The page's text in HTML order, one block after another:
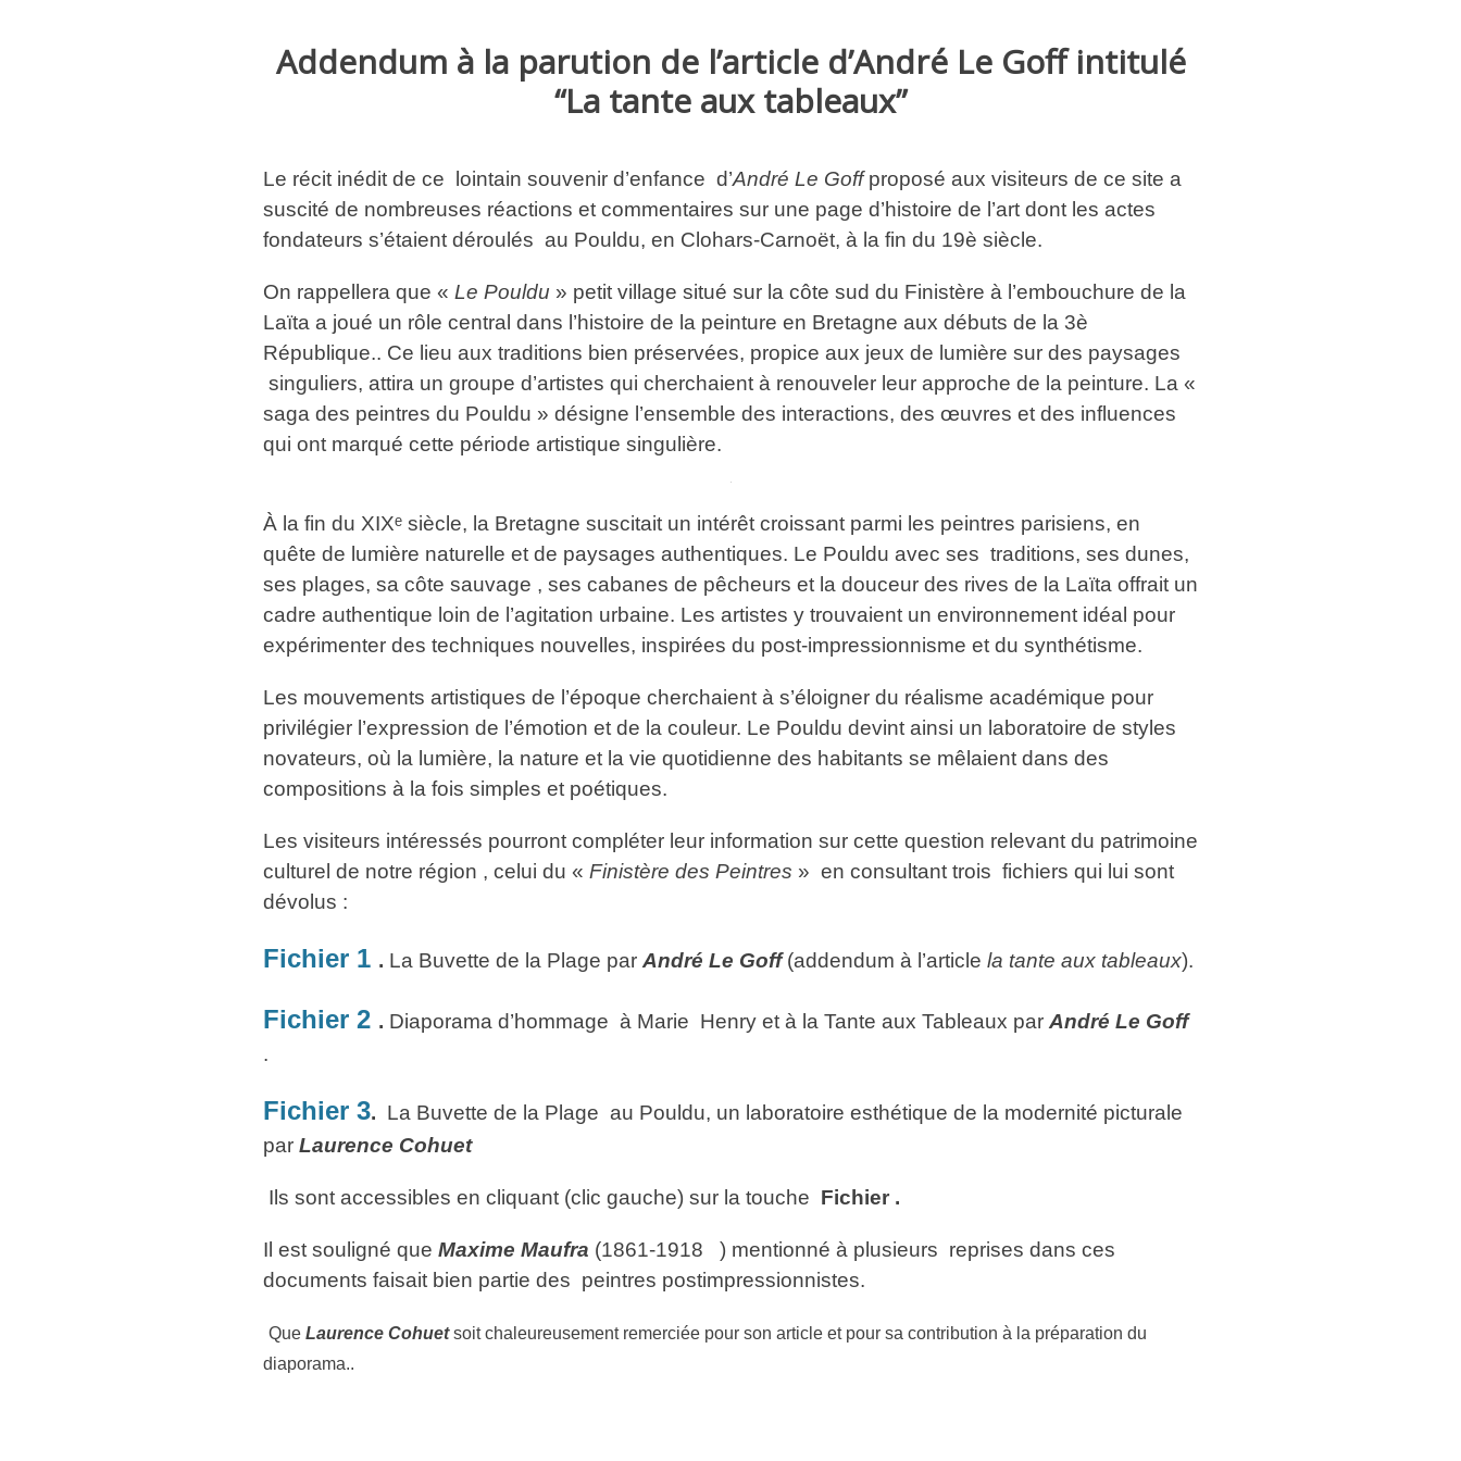
Addendum à la parution de l’article d’André Le Goff intitulé
“La tante aux tableaux”
Le récit inédit de ce lointain souvenir d’enfance d’André Le Goffproposé aux visiteurs de ce site a
suscité de nombreuses réactions et commentaires sur une page d’histoire de l’art dont les actes
fondateurs s’étaient déroulés au Pouldu, en Clohars-Carnoët, à la fin du 19è siècle.
On rappellera que « Le Pouldu » petit village situé sur la côte sud du Finistère à l’embouchure de la
Laïta a joué un rôle central dans l’histoire de la peinture en Bretagne aux débuts de la 3è
République.. Ce lieu aux traditions bien préservées, propice aux jeux de lumière sur des paysages
singuliers, attira un groupe d’artistes qui cherchaient à renouveler leur approche de la peinture. La «
saga des peintres du Pouldu » désigne l’ensemble des interactions, des œuvres et des influences
qui ont marqué cette période artistique singulière.
À la fin du XIXᵉ siècle, la Bretagne suscitait un intérêt croissant parmi les peintres parisiens, en
quête de lumière naturelle et de paysages authentiques. Le Pouldu avec ses traditions, ses dunes,
ses plages, sa côte sauvage , ses cabanes de pêcheurs et la douceur des rives de la Laïta offrait un
cadre authentique loin de l’agitation urbaine. Les artistes y trouvaient un environnement idéal pour
expérimenter des techniques nouvelles, inspirées du post-impressionnisme et du synthétisme.
Les mouvements artistiques de l’époque cherchaient à s’éloigner du réalisme académique pour
privilégier l’expression de l’émotion et de la couleur. Le Pouldu devint ainsi un laboratoire de styles
novateurs, où la lumière, la nature et la vie quotidienne des habitants se mêlaient dans des
compositions à la fois simples et poétiques.
Les visiteurs intéressés pourront compléter leur information sur cette question relevant du patrimoine
culturel de notre région , celui du « Finistère des Peintres » en consultant trois fichiers qui lui sont
dévolus :
Fichier 1 . La Buvette de la Plage parAndré Le Goff(addendum à l’article la tante aux tableaux).
Fichier 2 . Diaporama d’hommage à Marie Henry et à la Tante aux Tableaux parAndré Le Goff
.
Fichier 3. La Buvette de la Plage au Pouldu, un laboratoire esthétique de la modernité picturale
par Laurence Cohuet
Ils sont accessibles en cliquant (clic gauche) sur la touche Fichier .
Il est souligné que Maxime Maufra (1861-1918 ) mentionné à plusieurs reprises dans ces
documents faisait bien partie des peintres postimpressionnistes.
Que Laurence Cohuetsoit chaleureusement remerciée pour son article et pour sa contribution à la préparation du
diaporama..